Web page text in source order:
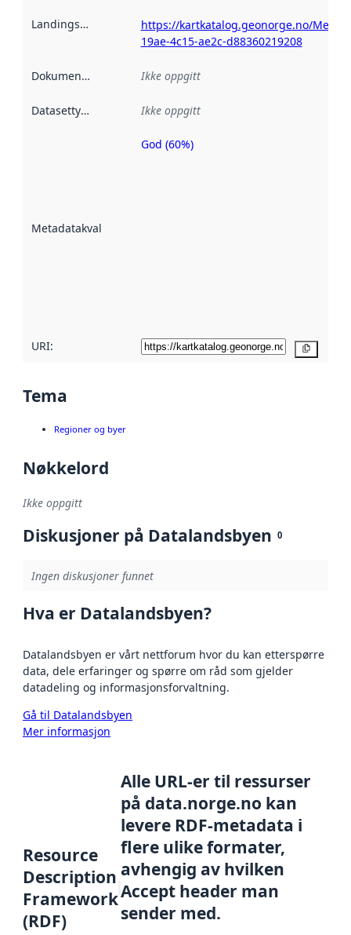
Landingsside
https://kartkatalog.geonorge.no/
19ae-4c15-ae2c-d88360219208
Dokumentasjon Ikke oppgitt
Datasettype Ikke oppgitt
Metadatakvalitet
Metadatakvalitet
God (60%)
URI:
Tema
Regioner og byer
Nøkkelord
Ikke oppgitt
Diskusjoner på Datalandsbyen 0
Ingen diskusjoner funnet
Hva er Datalandsbyen?
Datalandsbyen er vårt nettforum hvor du kan etterspørre
data, dele erfaringer og spørre om råd som gjelder
datadeling og informasjonsforvaltning.
Gå til Datalandsbyen
Mer informasjon
Resource
Description
Framework
(RDF)
Alle URL-er til ressurser
på data.norge.no kan
levere RDF-metadata i
flere ulike formater,
avhengig av hvilken
Accept header man
sender med.